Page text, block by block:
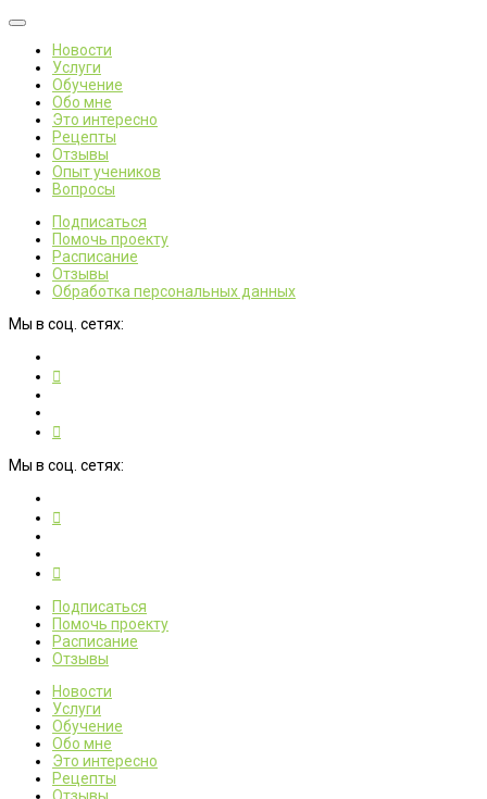
Новости
Услуги
Обучение
Обо мне
Это интересно
Рецепты
Отзывы
Опыт учеников
Вопросы
Подписаться
Помочь проекту
Расписание
Отзывы
Обработка персональных данных
Мы в соц. сетях:
Мы в соц. сетях:
Подписаться
Помочь проекту
Расписание
Отзывы
Новости
Услуги
Обучение
Обо мне
Это интересно
Рецепты